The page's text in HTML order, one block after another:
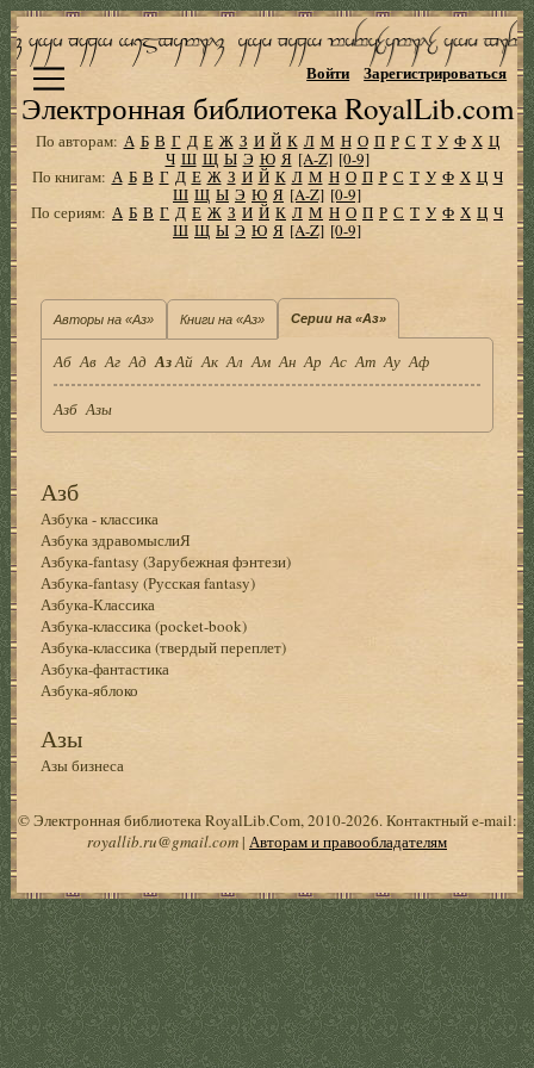
Электронная библиотека RoyalLib.com
Войти Зарегистрироваться
По авторам: А Б В Г Д Е Ж З И Й К Л М Н О П Р С Т У Ф Х Ц
Ч Ш Щ Ы Э Ю Я [A-Z] [0-9]
По книгам: А Б В Г Д Е Ж З И Й К Л М Н О П Р С Т У Ф Х Ц Ч
Ш Щ Ы Э Ю Я [A-Z] [0-9]
По сериям: А Б В Г Д Е Ж З И Й К Л М Н О П Р С Т У Ф Х Ц Ч
Ш Щ Ы Э Ю Я [A-Z] [0-9]
Авторы на «Аз» Книги на «Аз» Серии на «Аз»
Аб Ав Аг Ад АзАй Ак Ал Ам Ан Ар Ас Ат Ау Аф
Азб Азы
Азб
Азбука - классика
Азбука здравомыслиЯ
Азбука-fantasy (Зарубежная фэнтези)
Азбука-fantasy (Русская fantasy)
Азбука-Классика
Азбука-классика (pocket-book)
Азбука-классика (твердый переплет)
Азбука-фантастика
Азбука-яблоко
Азы
Азы бизнеса
© Электронная библиотека RoyalLib.Com, 2010-2026. Контактный e-mail:
royallib.ru@gmail.com| Авторам и правообладателям